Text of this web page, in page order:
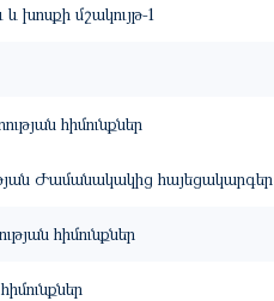
և խոսքի մշակույթ-1
հիմունքներ
Ժամանակակից հայեցակարգեր
հիմունքներ